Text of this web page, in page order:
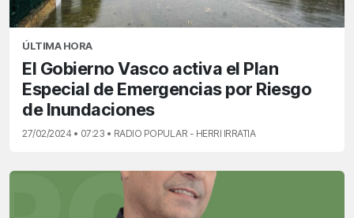
ÚLTIMA HORA
El Gobierno Vasco activa el Plan
Especial de Emergencias por Riesgo
de Inundaciones
27/02/2024 • 07:23 • RADIO POPULAR - HERRI IRRATIA